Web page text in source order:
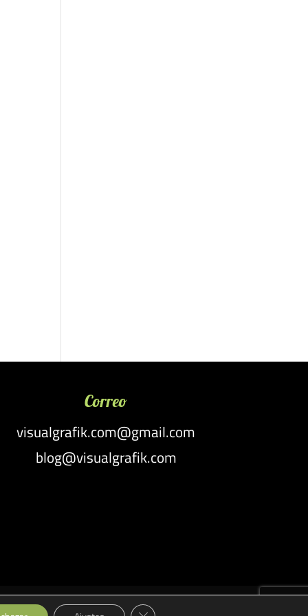
Correo
visualgrafik.com@gmail.com
blog@visualgrafik.com
Personalización y Producción Cerrar el banner de cookies RGPD